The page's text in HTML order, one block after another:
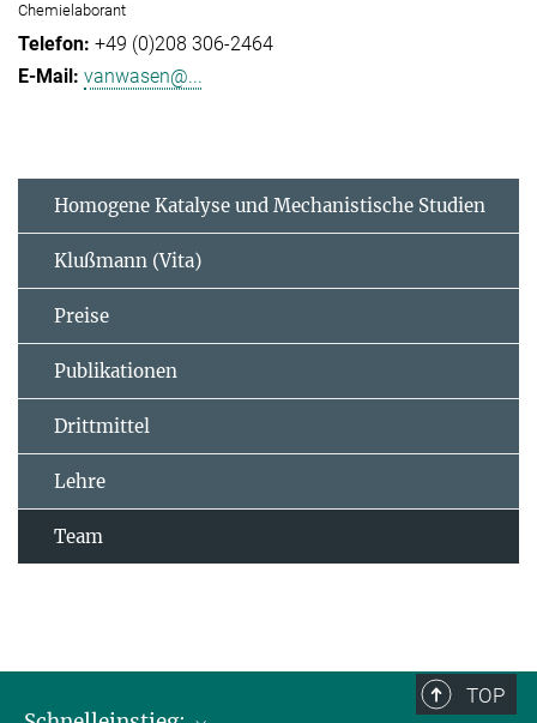
Chemielaborant
+49 (0)208 306-2464
vanwasen@...
Homogene Katalyse und Mechanistische Studien
Klußmann (Vita)
Preise
Publikationen
Drittmittel
Lehre
Team
TOP